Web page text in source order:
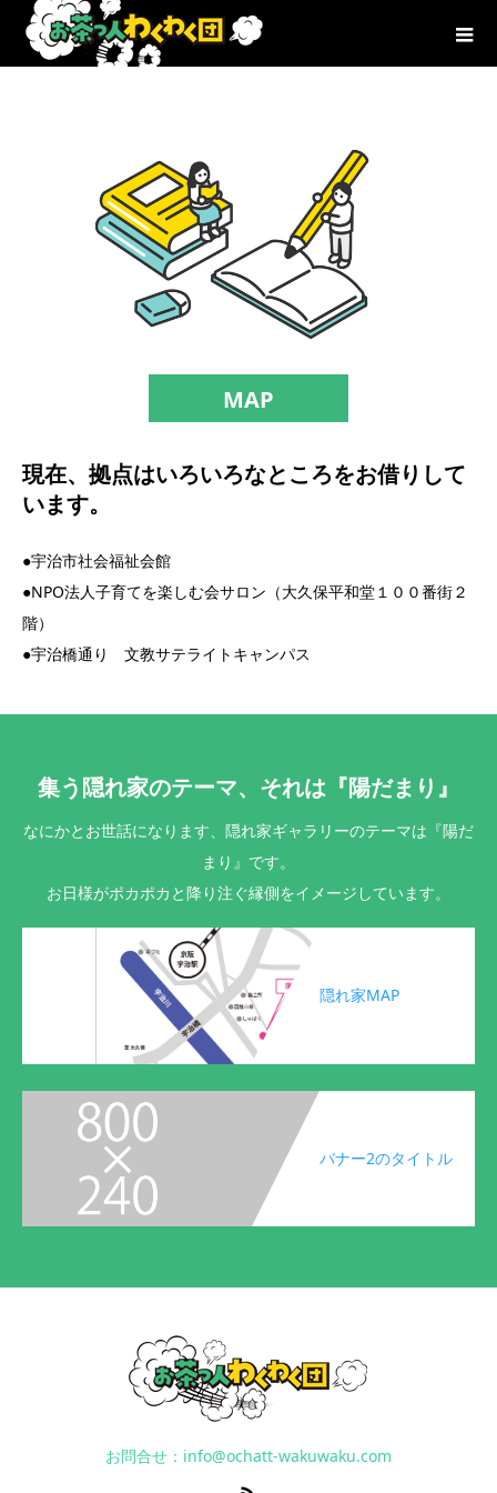
MAP
現在、拠点はいろいろなところをお借りして
います。
●宇治市社会福祉会館
●NPO法人子育てを楽しむ会サロン（大久保平和堂１００番街２
階）
●宇治橋通り 文教サテライトキャンパス
集う隠れ家のテーマ、それは『陽だまり』
なにかとお世話になります、隠れ家ギャラリーのテーマは『陽だ
まり』です。
お日様がポカポカと降り注ぐ縁側をイメージしています。
隠れ家MAP
バナー2のタイトル
お問合せ：info@ochatt-wakuwaku.com